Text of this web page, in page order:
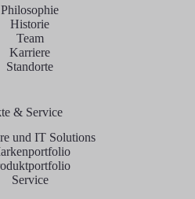
Philosophie
Historie
Team
Karriere
Standorte
& Service
und IT Solutions
Service